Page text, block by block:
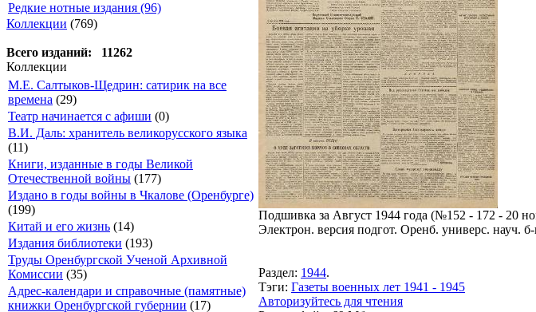
Редкие нотные издания (96)
Коллекции (769)
Всего изданий: 11262
Коллекции
М.Е. Салтыков-Щедрин: сатирик на все
времена (29)
Театр начинается с афиши (0)
В.И. Даль: хранитель великорусского языка
(11)
Книги, изданные в годы Великой
Отечественной войны (177)
Издано в годы войны в Чкалове (Оренбурге)
(199)
Китай и его жизнь (14)
Издания библиотеки (193)
Труды Оренбургской Ученой Архивной
Комиссии (35)
Адрес-календари и справочные (памятные)
книжки Оренбургской губернии (17)
Подшивка за Август 1944 года (№152 - 172 - 20
Электрон. версия подгот. Оренб. универс. науч.
Раздел: 1944.
Тэги: Газеты военных лет 1941 - 1945
Авторизуйтесь для чтения